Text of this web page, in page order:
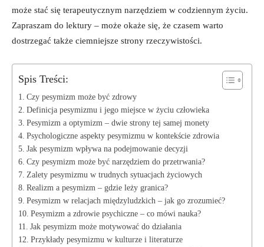
może stać się terapeutycznym narzędziem w codziennym życiu.
Zapraszam do lektury – może okaże się, że czasem warto
dostrzegać także ciemniejsze strony rzeczywistości.
Spis Treści:
Czy pesymizm może być zdrowy
Definicja pesymizmu i jego miejsce w życiu człowieka
Pesymizm a optymizm – dwie strony tej samej monety
Psychologiczne aspekty pesymizmu w kontekście zdrowia
Jak pesymizm wpływa na podejmowanie decyzji
Czy pesymizm może być narzędziem do przetrwania?
Zalety pesymizmu w trudnych sytuacjach życiowych
Realizm a pesymizm – gdzie leży granica?
Pesymizm w relacjach międzyludzkich – jak go zrozumieć?
Pesymizm a zdrowie psychiczne – co mówi nauka?
Jak pesymizm może motywować do działania
Przykłady pesymizmu w kulturze i literaturze